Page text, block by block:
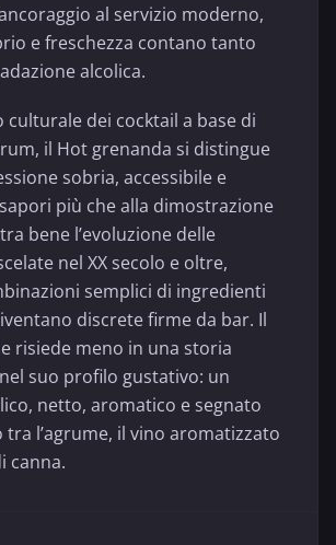
al servizio moderno,
e freschezza contano tanto
alcolica.
culturale dei cocktail a base di
il Hot grenanda si distingue
sobria, accessibile e
più che alla dimostrazione
bene l’evoluzione delle
nel XX secolo e oltre,
semplici di ingredienti
discrete firme da bar. Il
risiede meno in una storia
suo profilo gustativo: un
netto, aromatico e segnato
tra l’agrume, il vino aromatizzato
canna.